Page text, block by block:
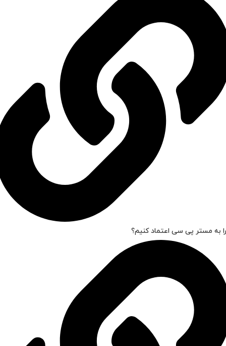
به مستر پی سی اعتماد کنیم؟